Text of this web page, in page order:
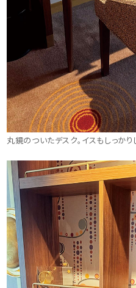
丸鏡のついたデスク。イスもしっか